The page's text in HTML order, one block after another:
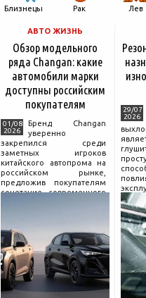
Близнецы Рак Лев
АВТО ЖИЗНЬ
Обзор модельного
ряда Changan: какие
автомобили марки
доступны российским
покупателям
01/08
2026
Бренд Changan
уверенно
закрепился среди
заметных игроков
китайского автопрома на
российском рынке,
предложив покупателям
сочетание современного
насчитывает несколько
десятилетий
29/07
2026
и